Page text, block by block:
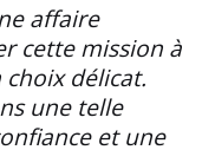
affaire
cette mission à
délicat.
une telle
et une